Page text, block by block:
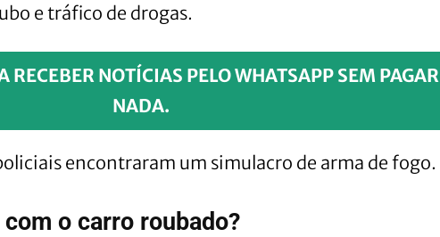
e tráfico de drogas.
RECEBER NOTÍCIAS PELO WHATSAPP SEM PAGAR
NADA.
encontraram um simulacro de arma de fogo.
o carro roubado?